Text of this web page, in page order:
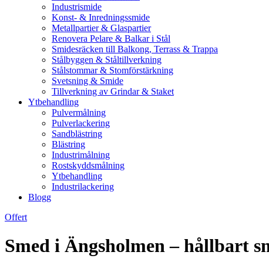
Industrismide
Konst- & Inredningssmide
Metallpartier & Glaspartier
Renovera Pelare & Balkar i Stål
Smidesräcken till Balkong, Terrass & Trappa
Stålbyggen & Ståltillverkning
Stålstommar & Stomförstärkning
Svetsning & Smide
Tillverkning av Grindar & Staket
Ytbehandling
Pulvermålning
Pulverlackering
Sandblästring
Blästring
Industrimålning
Rostskyddsmålning
Ytbehandling
Industrilackering
Blogg
Offert
Smed i Ängsholmen – hållbart